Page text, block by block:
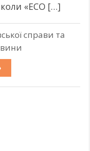
«ECO […]
справи та